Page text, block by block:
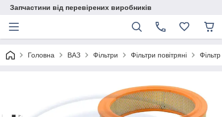
Запчастини від перевірених виробників
Головна ВАЗ Фільтри Фільтри повітряні